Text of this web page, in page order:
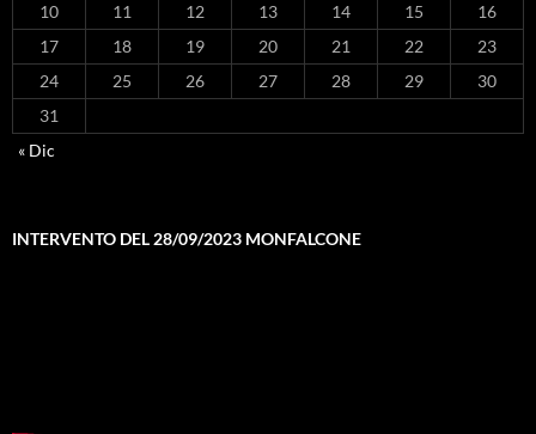
10
11 12 13 14 15
16
17
18 19 20 21 22
23
24
25 26 27 28 29
30
31
« Dic
INTERVENTO DEL 28/09/2023 MONFALCONE